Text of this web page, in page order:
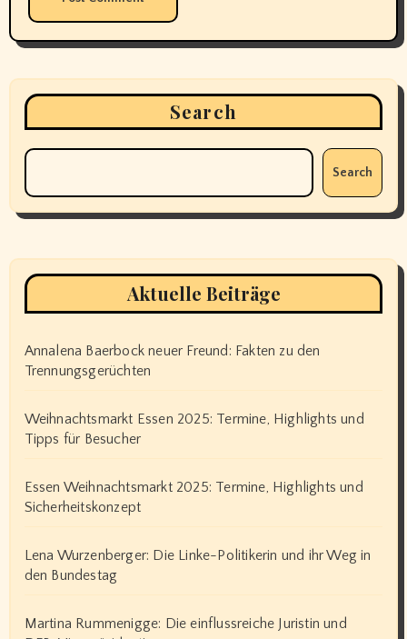
Search
Search
Aktuelle Beiträge
Annalena Baerbock neuer Freund: Fakten zu den
Trennungsgerüchten
Weihnachtsmarkt Essen 2025: Termine, Highlights und
Tipps für Besucher
Essen Weihnachtsmarkt 2025: Termine, Highlights und
Sicherheitskonzept
Lena Wurzenberger: Die Linke-Politikerin und ihr Weg in
den Bundestag
Martina Rummenigge: Die einflussreiche Juristin und